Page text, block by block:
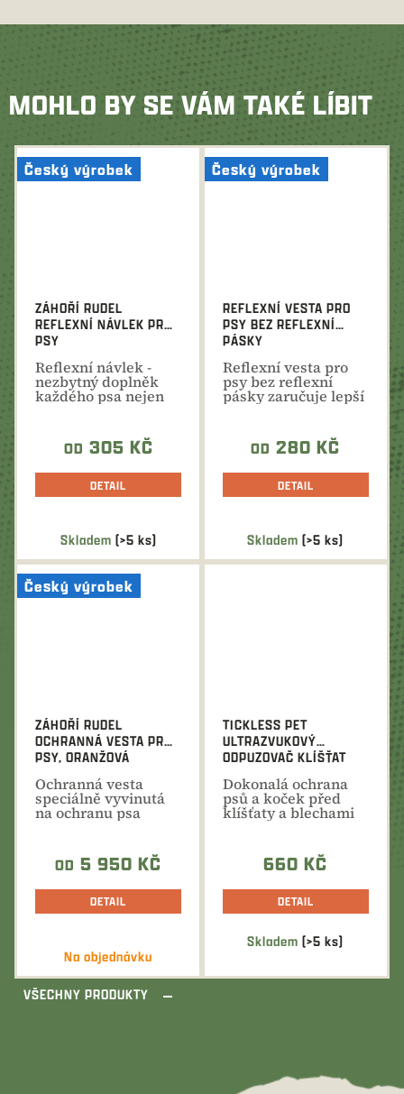
MOHLO BY SE VÁM TAKÉ LÍBIT
Český výrobek
Skladem (>5 ks)
ZÁHOŘÍ RUDEL
REFLEXNÍ NÁVLEK PRO
PSY
Reflexní návlek -
nezbytný doplněk
každého psa nejen
pro společné lovecké
OD 305 KČ
DETAIL
Český výrobek
Skladem(>5 ks)
REFLEXNÍ VESTA PRO
PSY BEZ REFLEXNÍ
PÁSKY
Reflexní vesta pro
psy bez reflexní
pásky zaručuje lepší
viditelnost při...
OD 280 KČ
DETAIL
Český výrobek
Na objednávku
ZÁHOŘÍ RUDEL
OCHRANNÁ VESTA PRO
PSY, ORANŽOVÁ
Ochranná vesta
speciálně vyvinutá
na ochranu psa
pracujícího v leči....
OD 5 950 KČ
DETAIL
Průměrné
produktu
hvězdiček.
Skladem(>5 ks)
TICKLESS PET
ULTRAZVUKOVÝ
ODPUZOVAČ KLÍŠŤAT
Dokonalá ochrana
psů a koček před
klíšťaty a blechami
660 KČ
DETAIL
VŠECHNY PRODUKTY